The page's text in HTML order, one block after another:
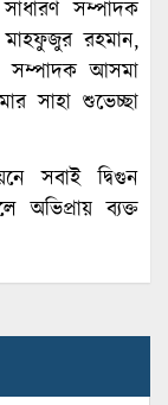
সম্পাদক
রহমান,
সম্পাদক আসমা
সাহা শুভেচ্ছা
সবাই দ্বিগুন
ব্যক্ত